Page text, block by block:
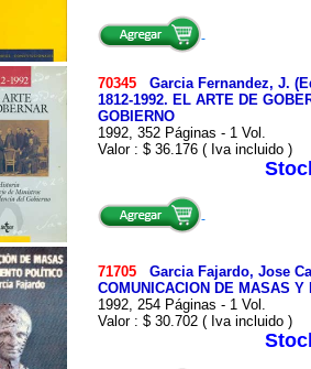
70345 Garcia Fernandez, J.
1812-1992. EL ARTE DE
GOBIERNO
1992, 352 Páginas - 1 Vol.
Valor : $ 36.176 ( Iva incluido )
71705 Garcia Fajardo, Jose
COMUNICACION DE MASAS
1992, 254 Páginas - 1 Vol.
Valor : $ 30.702 ( Iva incluido )